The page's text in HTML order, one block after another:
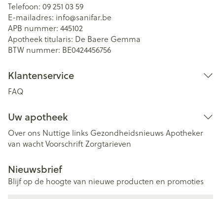
Telefoon: 09 251 03 59
E-mailadres: info@sanifar.be
APB nummer: 445102
Apotheek titularis: De Baere Gemma
BTW nummer: BE0424456756
Klantenservice
FAQ
Uw apotheek
Over ons Nuttige links Gezondheidsnieuws Apotheker
van wachtVoorschriftZorgtarieven
Nieuwsbrief
Blijf op de hoogte van nieuwe producten en promoties